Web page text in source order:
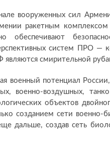
вооруженных сил
ракетным
обеспечивают
систем ПРО —
являются смирительной
военный потенциал
военно-воздушных,
объектов
созданием сети
дальше, создав сеть